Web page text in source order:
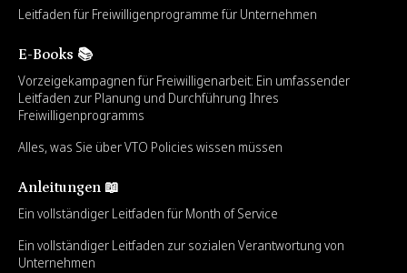
Leitfaden für Freiwilligenprogramme für Unternehmen
E-Books 📚
Vorzeigekampagnen für Freiwilligenarbeit: Ein umfassender
Leitfaden zur Planung und Durchführung Ihres
Freiwilligenprogramms
Alles, was Sie über VTO Policies wissen müssen
Anleitungen 📖
Ein vollständiger Leitfaden für Month of Service
Ein vollständiger Leitfaden zur sozialen Verantwortung von
Unternehmen